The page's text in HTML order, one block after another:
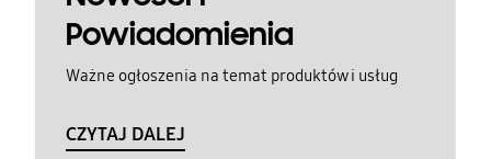
Powiadomienia
Ważne ogłoszenia na temat produktów i usług
CZYTAJ DALEJ